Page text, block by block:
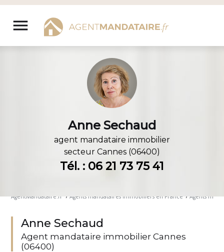
Aller
contenu
menu
Anne Sechaud
agent mandataire immobilier
secteur Cannes (06400)
Tél. : 06 21 73 75 41
AgentMandataire.fr › Agents mandataires immobiliers en France › Agents
Anne Sechaud
Agent mandataire immobilier Cannes
(06400)